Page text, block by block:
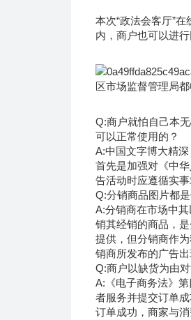
本次“政法会客厅”
内，商户也可以进行
区市场监督管理局
Q:商户就怕自己本
可以正常使用的？
A:中国文字博大精
首先是加强对《中
告活动时应遵循实
Q:分销商品图片都
A:分销商在市场中
销其经销的商品，
提供，但分销商作
销商所发布的广告
Q:商户以缺货为由
A:《电子商务法》
者服务并提交订单
订单成功，商家与